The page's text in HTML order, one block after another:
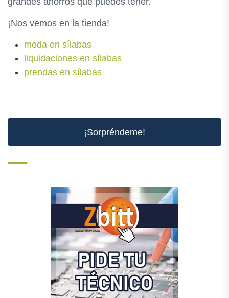
¡Nos vemos en la tienda!
moda en sílabas
liquidaciones en sílabas
prendas en sílabas
¡Sorpréndeme!